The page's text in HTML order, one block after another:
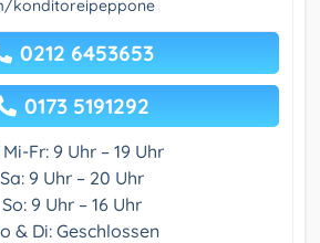
konditoreipeppone
0212 6453653
0173 5191292
Fr: 9 Uhr – 19 Uhr
Sa: 9 Uhr – 20 Uhr
So: 9 Uhr – 16 Uhr
& Di: Geschlossen